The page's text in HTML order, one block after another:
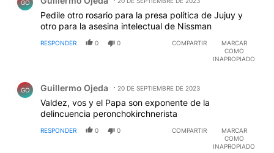
sino que en el Vaticano los trató de "zurditos" y los
despreció. Cuando visitó Chile, puso a Barros al lado
suyo y sonreía socarrónamente como burlándose de
los católicos. Ese es Francisco. Lo estamos esperando
para la próxima visita.
GO
Pedile otro rosario para la presa política de Jujuy y
otro para la asesina intelectual de Nissman
RESPONDER 0 0 COMPARTIR
MARCAR
COMO
INAPROPIADO
GO Guillermo Ojeda 20 DE SEPTIEMBRE DE 2023
Valdez, vos y el Papa son exponente de la
delincuencia peronchokirchnerista
RESPONDER 0 0 COMPARTIR
MARCAR
COMO
INAPROPIADO